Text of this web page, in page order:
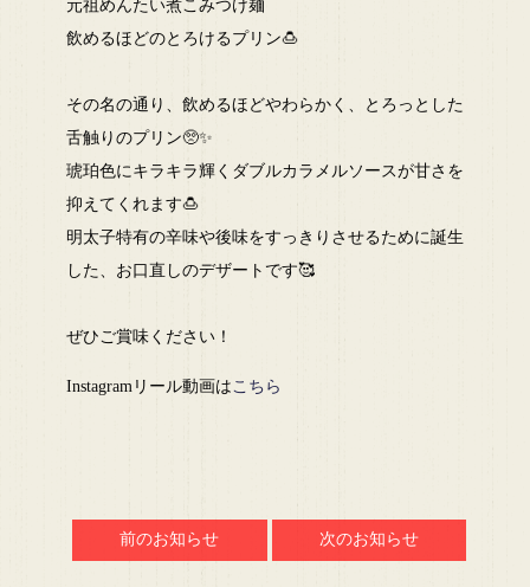
元祖めんたい煮こみつけ麺
飲めるほどのとろけるプリン🍮
その名の通り、飲めるほどやわらかく、とろっとした
舌触りのプリン🥺✨
琥珀色にキラキラ輝くダブルカラメルソースが甘さを
抑えてくれます🍮
明太子特有の辛味や後味をすっきりさせるために誕生
した、お口直しのデザートです🥰
ぜひご賞味ください！
Instagramリール動画はこちら
前のお知らせ 次のお知らせ